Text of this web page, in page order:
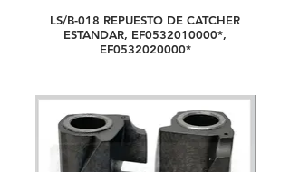
LS/B-018 REPUESTO DE CATCHER
ESTANDAR, EF0532010000*,
EF0532020000*